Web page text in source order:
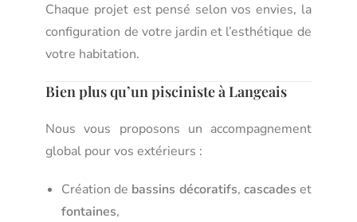
Chaque projet est pensé selon vos envies, la
configuration de votre jardin et l’esthétique de
votre habitation.
Bien plus qu’un pisciniste à Langeais
Nous vous proposons un accompagnement
global pour vos extérieurs :
Création de bassins décoratifs, cascades et
fontaines,